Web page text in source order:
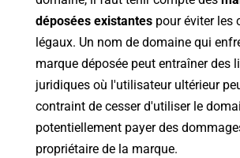
déposées existantespour éviter les
légaux. Un nom de domaine qui
marque déposée peut entraîner des
juridiques où l'utilisateur ultérieur
contraint de cesser d'utiliser le
potentiellement payer des
propriétaire de la marque.